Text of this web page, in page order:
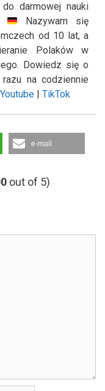
darmowej nauki
Nazywam się
od 10 lat, a
Polaków w
Dowiedz się o
na codziennie
Youtube | TikTok
e-mail
out of 5)